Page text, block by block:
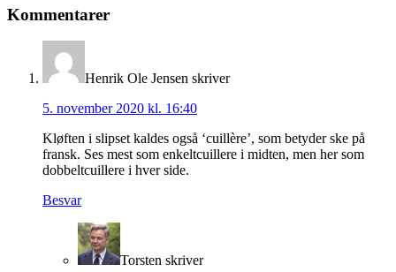
Læserinteraktioner
Kommentarer
Henrik Ole Jensen skriver
5. november 2020 kl. 16:40
Kløften i slipset kaldes også ‘cuillère’, som betyder ske på
fransk. Ses mest som enkeltcuillere i midten, men her som
dobbeltcuillere i hver side.
Besvar
Torsten skriver